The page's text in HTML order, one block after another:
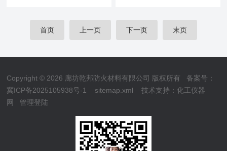
首页 上一页 下一页 末页
Copyright © 2026 廊坊乾邦防火材料有限公司 版权所有 备案号：
冀ICP备2025105938号-1
sitemap.xml 技术支持：化工仪器
网
管理登陆